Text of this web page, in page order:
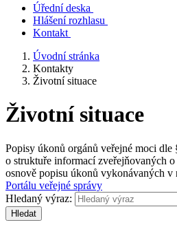
Úřední deska
Hlášení rozhlasu
Kontakt
Úvodní stránka
Kontakty
Životní situace
Životní situace
Popisy úkonů orgánů veřejné moci
o struktuře informací zveřejňovaných
osnově popisu úkonů vykonávaných v
Portálu veřejné správy
Hledaný výraz:
Hledat